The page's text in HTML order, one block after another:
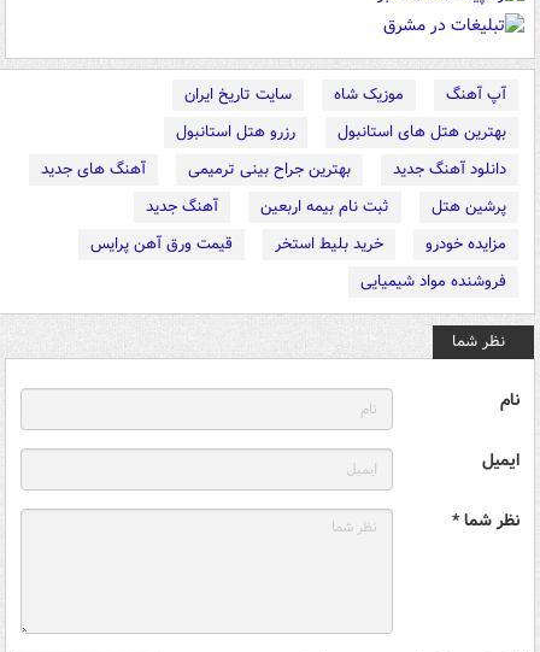
آپ آهنگ موزیک شاه
سایت تاریخ ایران
بهترین هتل های استانبول
رزرو هتل استانبول
دانلود آهنگ جدید
بهترین جراح بینی ترمیمی
آهنگ های جدید
پرشین هتل
ثبت نام بیمه اربعین
آهنگ جدید
مزایده خودرو
خرید بلیط استخر
قیمت ورق آهن پرایس
فروشنده مواد شیمیایی
نظر شما
نام
ایمیل
نظر شما *